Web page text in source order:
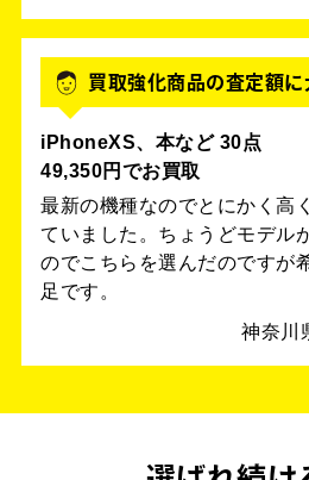
買取強化商品の査定額に
iPhoneXS、本など 30点
49,350円でお買取
最新の機種なのでとにかく高
ていました。ちょうどモデル
のでこちらを選んだのですが
足です。
神奈川